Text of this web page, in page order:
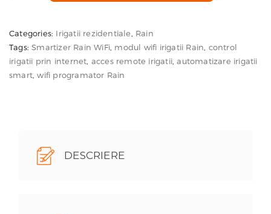
irigații
Smartizer
Rain
Categories: Irigatii rezidentiale
Rain
Tags:Smartizer Rain WiFi modul wifi irigatii Rain control
irigatii prin internet acces remote irigatii ,automatizare irigatii
smart ,wifi programator Rain
DESCRIERE